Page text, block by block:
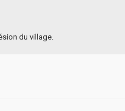
du village.